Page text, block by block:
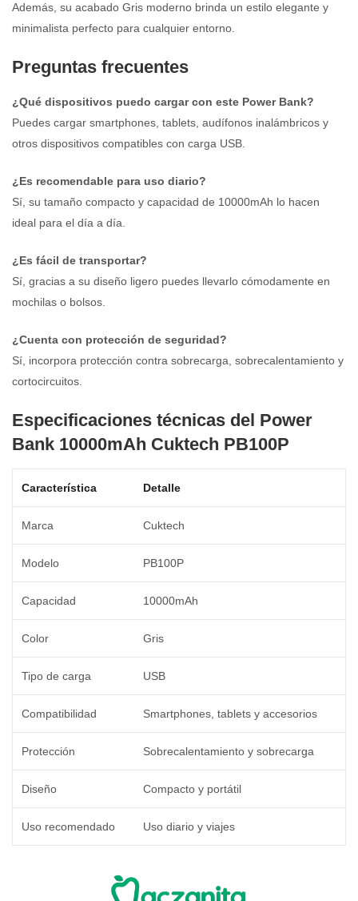
Además, su acabado Gris moderno brinda un estilo elegante y
minimalista perfecto para cualquier entorno.
Preguntas frecuentes
¿Qué dispositivos puedo cargar con este Power Bank?
Puedes cargar smartphones, tablets, audífonos inalámbricos y
otros dispositivos compatibles con carga USB.
¿Es recomendable para uso diario?
Sí, su tamaño compacto y capacidad de 10000mAh lo hacen
ideal para el día a día.
¿Es fácil de transportar?
Sí, gracias a su diseño ligero puedes llevarlo cómodamente en
mochilas o bolsos.
¿Cuenta con protección de seguridad?
Sí, incorpora protección contra sobrecarga, sobrecalentamiento y
cortocircuitos.
Especificaciones técnicas del Power
Bank 10000mAh Cuktech PB100P
Característica Detalle
Marca Cuktech
Modelo PB100P
Capacidad 10000mAh
Color Gris
Tipo de carga USB
Compatibilidad Smartphones, tablets y accesorios
Protección Sobrecalentamiento y sobrecarga
Diseño Compacto y portátil
Uso recomendado Uso diario y viajes